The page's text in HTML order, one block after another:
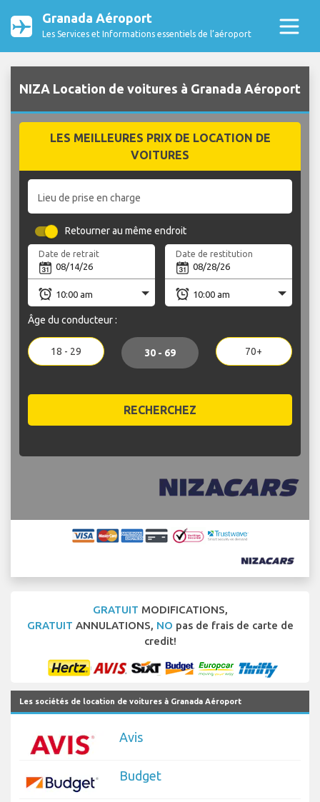
Granada Aéroport
Les Services et Informations essentiels de l’aéroport
NIZA Location de voitures à Granada Aéroport
LES MEILLEURES PRIX DE LOCATION DE
VOITURES
Lieu de prise en charge
Retourner au même endroit
Date de retrait Date de restitution
Âge du conducteur :
18 - 29 30 - 69 70+
RECHERCHEZ
GRATUIT MODIFICATIONS,
GRATUIT ANNULATIONS, NO pas de frais de carte de
credit!
Les sociétés de location de voitures à Granada Aéroport
Avis
Budget